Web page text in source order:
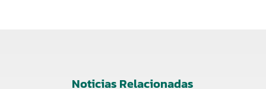
Noticias Relacionadas